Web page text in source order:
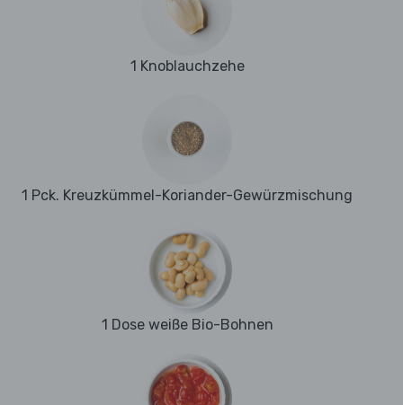
1 Knoblauchzehe
1 Pck. Kreuzkümmel-Koriander-Gewürzmischung
1 Dose weiße Bio-Bohnen